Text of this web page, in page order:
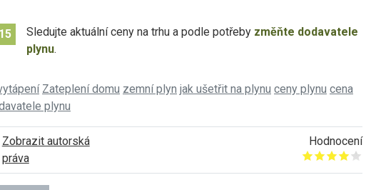
15 Sledujte aktuální ceny na trhu a podle potřeby změňte dodavatele
plynu.
Zateplení domu zemní plyn jak ušetřit na plynu ceny plynu cena
plynu
Zobrazit autorská
práva
Hodnocení
Give it 1/5
Give it 2/5
Give it 3/5
Give it 4/5
Give it 5/5